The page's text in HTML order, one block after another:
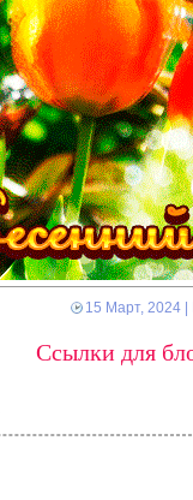
15 Март, 2024|
Ссылки для